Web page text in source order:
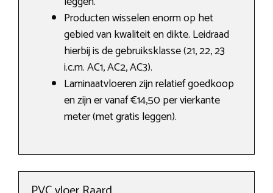
Producten wisselen enorm op het
gebied van kwaliteit en dikte. Leidraad
hierbij is de gebruiksklasse (21, 22, 23
i.c.m. AC1, AC2, AC3).
Laminaatvloeren zijn relatief goedkoop
en zijn er vanaf €14,50 per vierkante
meter (met gratis leggen).